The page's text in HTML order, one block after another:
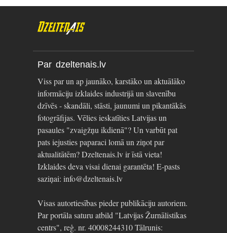
Par dzeltenais.lv
Viss par un ap jaunāko, karstāko un aktuālāko
informāciju izklaides industrijā un slavenību
dzīvēs - skandāli, stāsti, jaunumi un pikantākās
fotogrāfijas. Vēlies ieskatīties Latvijas un
pasaules "zvaigžņu ikdienā"? Un varbūt pat
pats iejusties paparaci lomā un ziņot par
aktualitātēm? Dzeltenais.lv ir īstā vieta!
Izklaides deva visai dienai garantēta! E-pasts
saziņai: info@dzeltenais.lv
Visas autortiesības pieder publikāciju autoriem.
Par portāla saturu atbild "Latvijas Žurnālistikas
centrs", reģ. nr. 40008244310 Tālrunis: